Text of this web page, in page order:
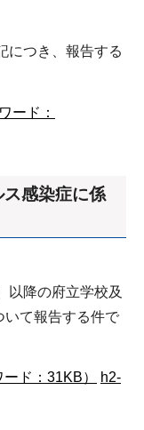
につき、報告する
ード：
感染症に係
以降の府立学校及
いて報告する件で
ド：31KB）
h2-